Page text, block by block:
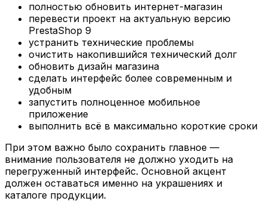
полностью обновить интернет-магазин
перевести проект на актуальную версию
PrestaShop 9
устранить технические проблемы
очистить накопившийся технический долг
обновить дизайн магазина
сделать интерфейс более современным и
удобным
запустить полноценное мобильное
приложение
выполнить всё в максимально короткие сроки
При этом важно было сохранить главное —
внимание пользователя не должно уходить на
перегруженный интерфейс. Основной акцент
должен оставаться именно на украшениях и
каталоге продукции.